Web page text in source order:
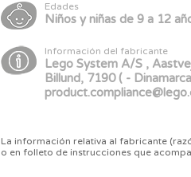
Edades
Niños y niñas de 9 a 12
Información del fabricante
Lego System A/S ,
Billund, 7190 ( -
La información relativa al fabricante
o en folleto de instrucciones que